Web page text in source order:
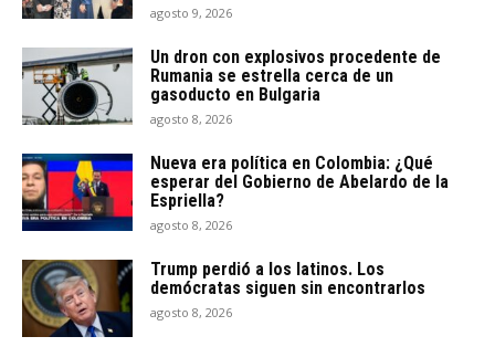
agosto 9, 2026
Un dron con explosivos procedente de
Rumania se estrella cerca de un
gasoducto en Bulgaria
agosto 8, 2026
Nueva era política en Colombia: ¿Qué
esperar del Gobierno de Abelardo de la
Espriella?
agosto 8, 2026
Trump perdió a los latinos. Los
demócratas siguen sin encontrarlos
agosto 8, 2026